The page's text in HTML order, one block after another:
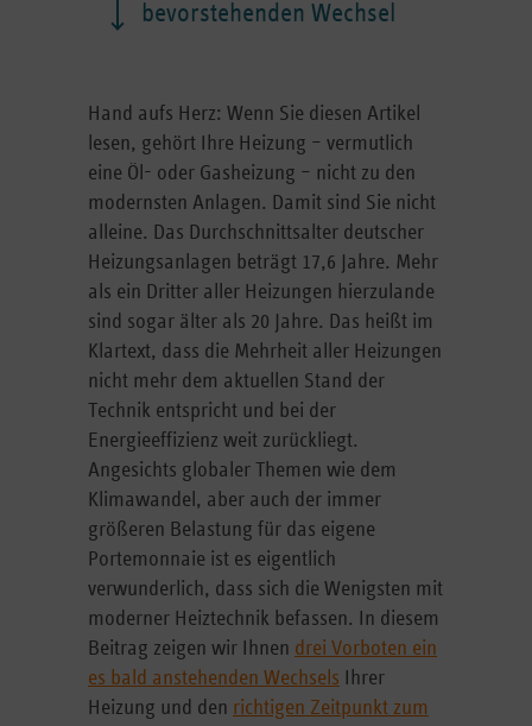
bevorstehenden Wechsel
Hand aufs Herz: Wenn Sie diesen Artikel
lesen, gehört Ihre Heizung – vermutlich
eine Öl- oder Gasheizung – nicht zu den
modernsten Anlagen. Damit sind Sie nicht
alleine. Das Durchschnittsalter deutscher
Heizungsanlagen beträgt 17,6 Jahre. Mehr
als ein Dritter aller Heizungen hierzulande
sind sogar älter als 20 Jahre. Das heißt im
Klartext, dass die Mehrheit aller Heizungen
nicht mehr dem aktuellen Stand der
Technik entspricht und bei der
Energieeffizienz weit zurückliegt.
Angesichts globaler Themen wie dem
Klimawandel, aber auch der immer
größeren Belastung für das eigene
Portemonnaie ist es eigentlich
verwunderlich, dass sich die Wenigsten mit
moderner Heiztechnik befassen. In diesem
Beitrag zeigen wir Ihnen drei Vorboten ein
es bald anstehenden Wechsels Ihrer
Heizung und den richtigen Zeitpunkt zum